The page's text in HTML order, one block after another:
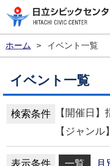
ホーム > イベント一覧
イベント一覧
検索条件
【開催日
【ジャン
表示条件 一覧 月